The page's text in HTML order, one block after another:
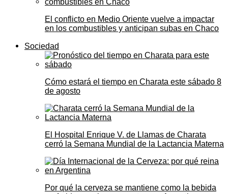
El conflicto en Medio Oriente vuelve a impactar
en los combustibles y anticipan subas en Chaco
Sociedad
Cómo estará el tiempo en Charata este sábado 8
de agosto
El Hospital Enrique V. de Llamas de Charata
cerró la Semana Mundial de la Lactancia Materna
Por qué la cerveza se mantiene como la bebida